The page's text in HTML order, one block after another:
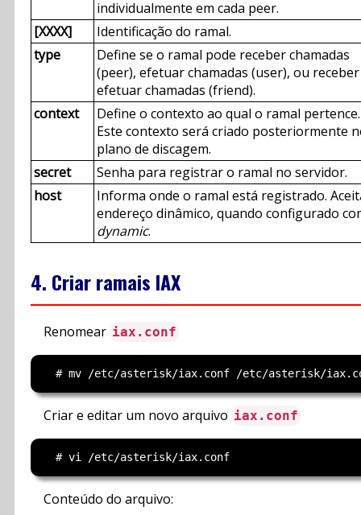
individualmente em cada peer.
[XXXX]
Identificação do ramal.
type
Define se o ramal pode receber chamadas
(peer), efetuar chamadas (user), ou
efetuar chamadas (friend).
context
Define o contexto ao qual o ramal pertence.
Este contexto será criado posteriormente
plano de discagem.
secret
Senha para registrar o ramal no servidor.
host
Informa onde o ramal está registrado.
endereço dinâmico, quando configurado
dynamic.
4. Criar ramais IAX
Renomear iax.conf
Criar e editar um novo arquivo iax.conf
Conteúdo do arquivo: